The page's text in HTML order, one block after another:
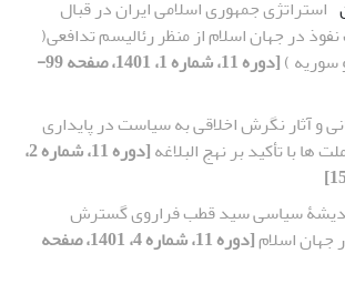
استراتژی جمهوری اسلامی ایران در قبال
در جهان اسلام از منظر رئالیسم تدافعی(
سوریه )
[دوره 11، شماره 1، 1401، صفحه 99-
و آثار نگرش اخلاقی به سیاست در پایداری
ها با تأکید بر نهج البلاغه
[دوره 11، شماره 2،
سیاسی سید قطب فراروی گسترش
جهان اسلام
[دوره 11، شماره 4، 1401، صفحه